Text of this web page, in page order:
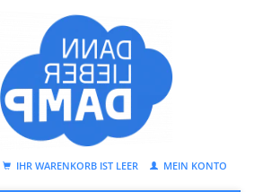
IHR WARENKORB IST LEER MEIN KONTO